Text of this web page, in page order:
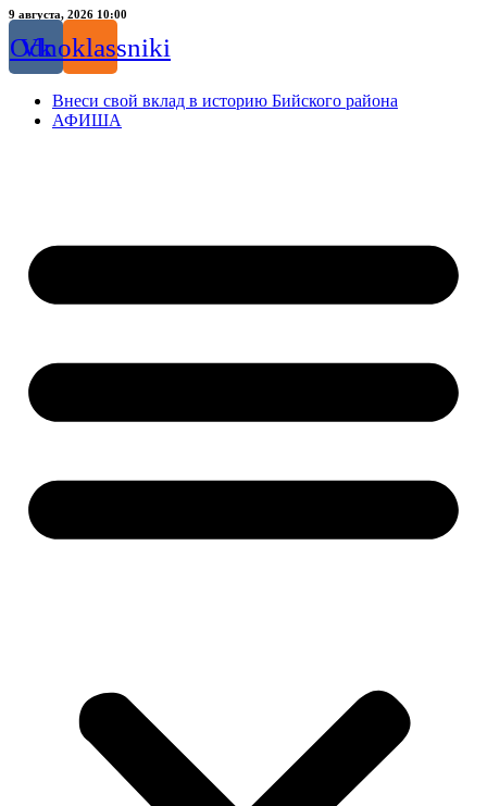
Перейти
к
содержимому
9 августа, 2026 10:00
Vk
Odnoklassniki
Внеси свой вклад в историю Бийского района
АФИША